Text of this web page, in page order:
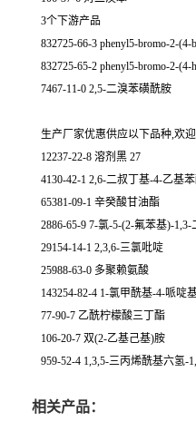
3个下游产品
832725-66-3 phenyl5-bromo-2-(4-
832725-65-2 phenyl5-bromo-2-(4-
7467-11-0 2,5-二溴苯磺酰胺
生产厂家优惠供应以下品种,欢
12237-22-8 溶剂黑 27
4130-42-1 2,6-二叔丁基-4-乙基
65381-09-1 辛癸酸甘油酯
2886-65-9 7-氯-5-(2-氟苯基)-
29154-14-1 2,3,6-三氯吡啶
25988-63-0 多聚赖氨酸
143254-82-4 1-氯甲酰基-4-哌啶
77-90-7 乙酰柠檬酸三丁酯
106-20-7 双(2-乙基己基)胺
959-52-4 1,3,5-三丙烯酰基六氢-
相关产品：